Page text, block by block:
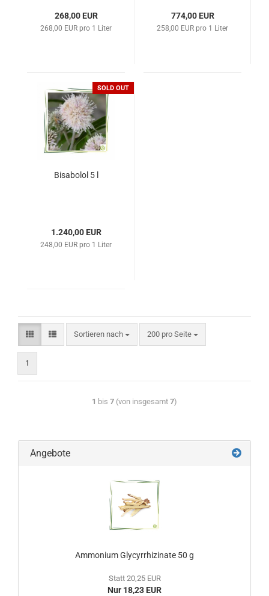
268,00 EUR
268,00 EUR pro 1 Liter
774,00 EUR
258,00 EUR pro 1 Liter
SOLD OUT
Bisabolol 5 l
1.240,00 EUR
248,00 EUR pro 1 Liter
Sortieren nach 200 pro Seite
1
1 bis 7 (von insgesamt 7)
Angebote
Ammonium Glycyrrhizinate 50 g
Statt 20,25 EUR
Nur 18,23 EUR